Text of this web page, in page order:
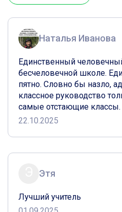
Наталья Иванова
Единственный
бесчеловечной школе.
пятно. Словно бы назло,
классное руководство
самые отстающие классы.
22.10.2025
Этя
Лучший учитель